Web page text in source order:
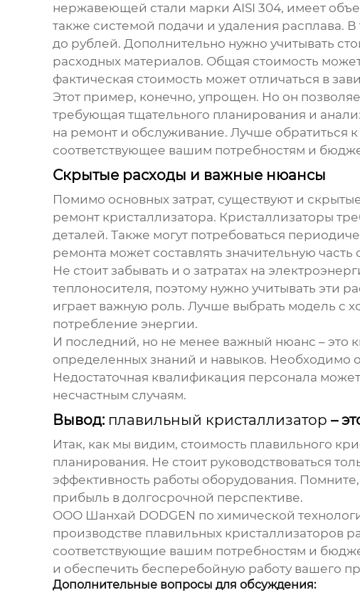
нержавеющей стали марки AISI 304, имеет
также системой подачи и удаления расплава.
до рублей. Дополнительно нужно учитывать
расходных материалов. Общая стоимость
фактическая стоимость может отличаться в
Этот пример, конечно, упрощен. Но он
требующая тщательного планирования и
на ремонт и обслуживание. Лучше обратиться
соответствующее вашим потребностям и
Скрытые расходы и важные нюансы
Помимо основных затрат, существуют и
ремонт кристаллизатора. Кристаллизаторы
деталей. Также могут потребоваться
ремонта может составлять значительную
Не стоит забывать и о затратах на
теплоносителя, поэтому нужно учитывать эти
играет важную роль. Лучше выбрать модель с
потребление энергии.
И последний, но не менее важный нюанс – это
определенных знаний и навыков. Необходимо
Недостаточная квалификация персонала
несчастным случаям.
Вывод: плавильный кристаллизатор –
Итак, как мы видим, стоимость плавильного
планирования. Не стоит руководствоваться
эффективность работы оборудования.
прибыль в долгосрочной перспективе.
ООО Шанхай DODGEN по химической
производстве плавильных кристаллизаторов
соответствующие вашим потребностям и
и обеспечить бесперебойную работу вашего
Дополнительные вопросы для обсуждения: